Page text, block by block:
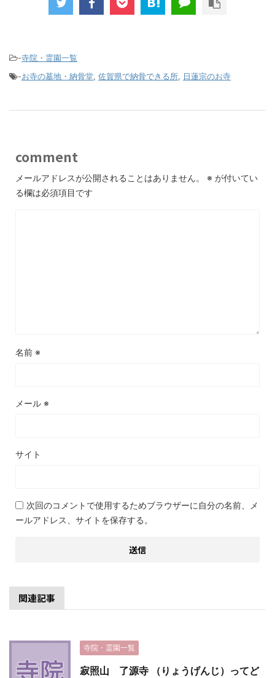
-寺院・霊園一覧
-お寺の墓地・納骨堂, 佐賀県で納骨できる所, 日蓮宗のお寺
comment
メールアドレスが公開されることはありません。 ※ が付いてい
る欄は必須項目です
名前 ※
メール ※
サイト
次回のコメントで使用するためブラウザーに自分の名前、メ
ールアドレス、サイトを保存する。
関連記事
寺院・霊園一覧
寂照山 了源寺 （りょうげんじ）ってど